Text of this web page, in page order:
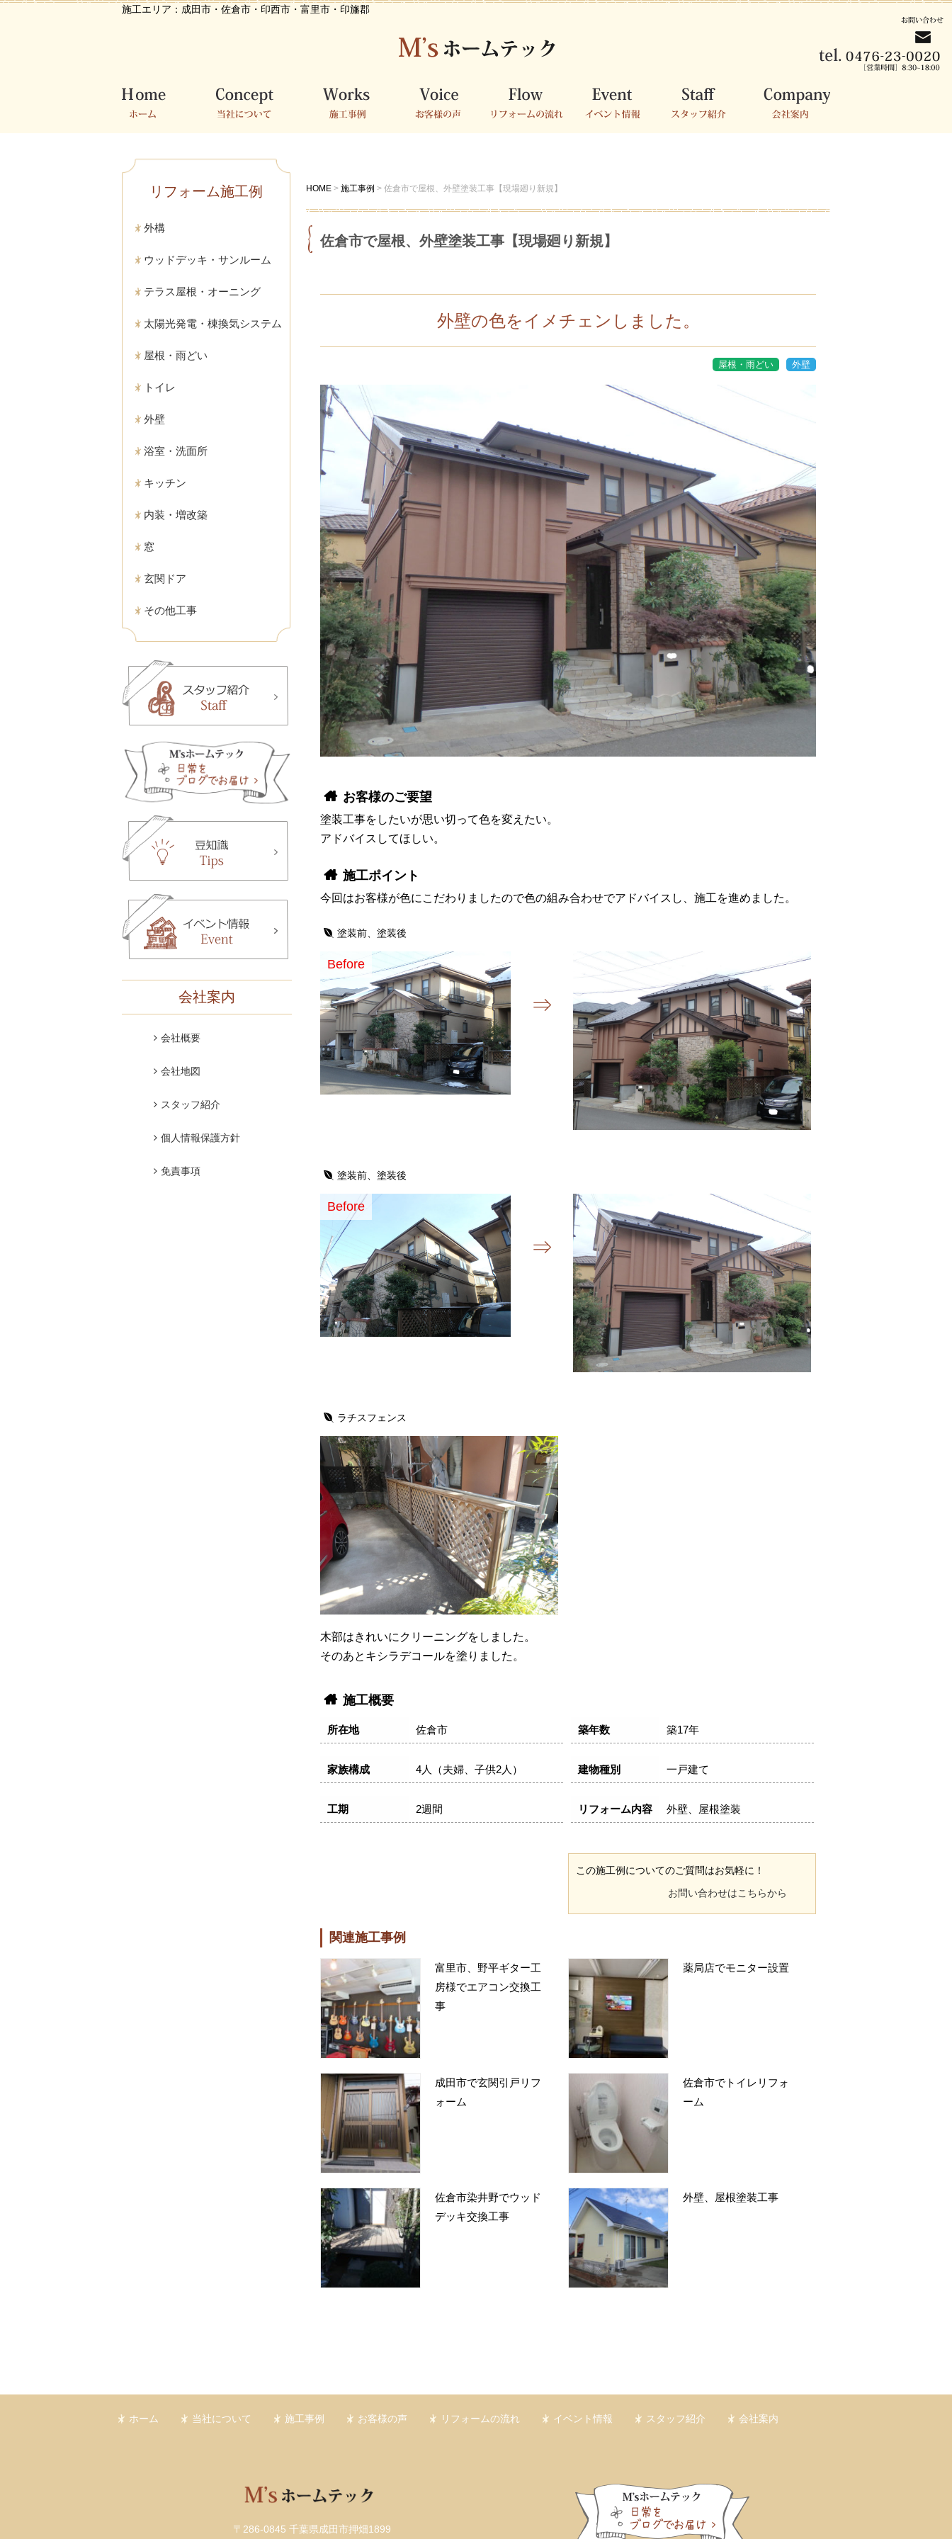
施工エリア： 成田市・佐倉市・印西市・富里市・印旛郡
HOME > 施工事例 > 佐倉市で屋根、外壁塗装工事【現場廻り新規】
佐倉市で屋根、外壁塗装工事【現場廻り新規】
外壁の色をイメチェンしました。
屋根・雨どい 外壁
お客様のご要望
塗装工事をしたいが思い切って色を変えたい。
アドバイスしてほしい。
施工ポイント
今回はお客様が色にこだわりましたので色の組み合わせでアドバイスし、施工を進めました。
塗装前、塗装後
Before
塗装前、塗装後
Before
ラチスフェンス
木部はきれいにクリーニングをしました。
そのあとキシラデコールを塗りました。
施工概要
所在地 佐倉市 築年数 築17年
家族構成 4人（夫婦、子供2人） 建物種別 一戸建て
工期 2週間 リフォーム内容 外壁、屋根塗装
この施工例についてのご質問はお気軽に！
お問い合わせはこちらから
関連施工事例
富里市、野平ギター工
房様でエアコン交換工
事
薬局店でモニター設置
成田市で玄関引戸リフ
ォーム
佐倉市でトイレリフォ
ーム
佐倉市染井野でウッド
デッキ交換工事
外壁、屋根塗装工事
リフォーム施工例
外構
ウッドデッキ・サンルーム
テラス屋根・オーニング
太陽光発電・棟換気システム
屋根・雨どい
トイレ
外壁
浴室・洗面所
キッチン
内装・増改築
窓
玄関ドア
その他工事
会社案内
会社概要
会社地図
スタッフ紹介
個人情報保護方針
免責事項
ホーム 当社について 施工事例 お客様の声 リフォームの流れ イベント情報 スタッフ紹介 会社案内
〒286-0845 千葉県成田市押畑1899